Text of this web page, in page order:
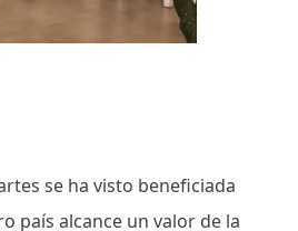
se ha visto beneficiada
país alcance un valor de la